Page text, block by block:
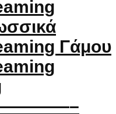
Γάμου